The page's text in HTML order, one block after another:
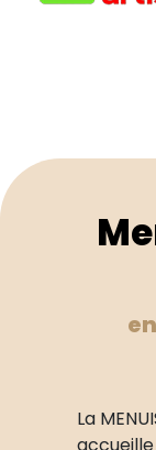
La